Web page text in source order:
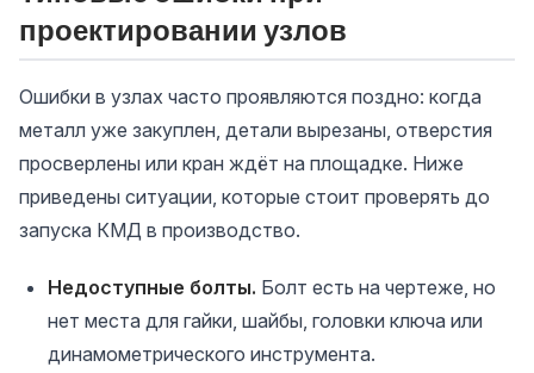
проектировании узлов
Ошибки в узлах часто проявляются поздно: когда
металл уже закуплен, детали вырезаны, отверстия
просверлены или кран ждёт на площадке. Ниже
приведены ситуации, которые стоит проверять до
запуска КМД в производство.
Недоступные болты. Болт есть на чертеже, но
нет места для гайки, шайбы, головки ключа или
динамометрического инструмента.